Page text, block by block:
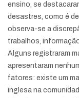
ensino, se
desastres, como é
observa-se a
trabalhos,
Alguns registraram
apresentaram
fatores: existe um
inglesa na